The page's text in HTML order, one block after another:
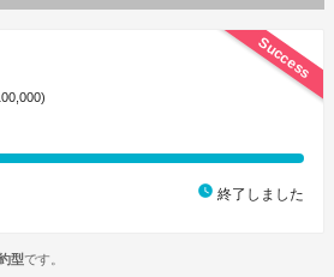
Success
watch_later 終了しました
型です。